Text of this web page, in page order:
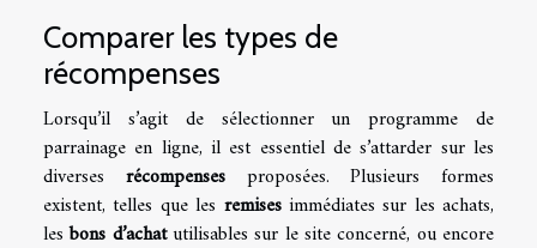
Comparer les types de
récompenses
Lorsqu’il s’agit de sélectionner un programme de
parrainage en ligne, il est essentiel de s’attarder sur les
diverses récompensesproposées. Plusieurs formes
existent, telles que les remisesimmédiates sur les achats,
lesbons d’achatutilisables sur le site concerné, ou encore